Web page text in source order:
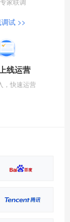
试 >>
线运营
，快速运营